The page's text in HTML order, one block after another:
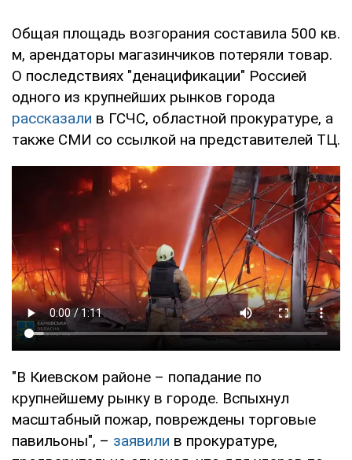
Общая площадь возгорания составила 500 кв.
м, арендаторы магазинчиков потеряли товар.
О последствиях "денацификации" Россией
одного из крупнейших рынков города
рассказали в ГСЧС, областной прокуратуре, а
также СМИ со ссылкой на представителей ТЦ.
"В Киевском районе – попадание по
крупнейшему рынку в городе. Вспыхнул
масштабный пожар, повреждены торговые
павильоны", – заявили в прокуратуре,